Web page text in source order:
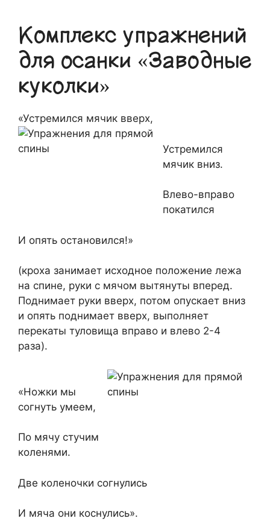
Комплекс упражнений
для осанки «Заводные
куколки»
«Устремился мячик вверх,
Устремился
мячик вниз.
Влево-вправо
покатился
И опять остановился!»
(кроха занимает исходное положение лежа
на спине, руки с мячом вытянуты вперед.
Поднимает руки вверх, потом опускает вниз
и опять поднимает вверх, выполняет
перекаты туловища вправо и влево 2-4
раза).
«Ножки мы
согнуть умеем,
По мячу стучим
коленями.
Две коленочки согнулись
И мяча они коснулись».